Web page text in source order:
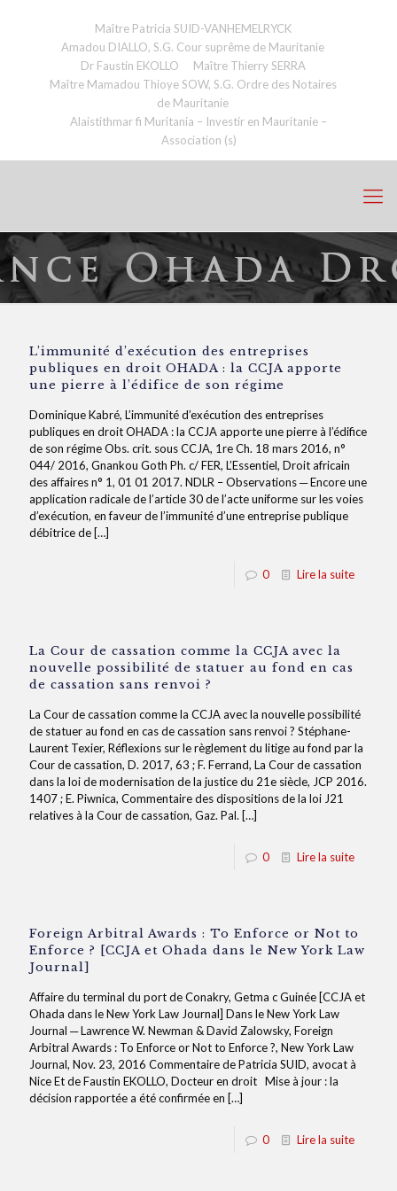
Maître Patricia SUID-VANHEMELRYCK
Amadou DIALLO, S.G. Cour suprême de Mauritanie
Dr Faustin EKOLLO
Maître Thierry SERRA
Maître Mamadou Thioye SOW, S.G. Ordre des Notaires
de Mauritanie
Alaistithmar fi Muritania – Investir en Mauritanie –
Association (s)
L’immunité d’exécution des entreprises
publiques en droit OHADA : la CCJA apporte
une pierre à l’édifice de son régime
Dominique Kabré, L’immunité d’exécution des entreprises
publiques en droit OHADA : la CCJA apporte une pierre à l’édifice
de son régime Obs. crit. sous CCJA, 1re Ch. 18 mars 2016, n°
044/ 2016, Gnankou Goth Ph. c/ FER, L’Essentiel, Droit africain
des affaires n° 1, 01 01 2017. NDLR – Observations ─ Encore une
application radicale de l’article 30 de l’acte uniforme sur les voies
d’exécution, en faveur de l’immunité d’une entreprise publique
débitrice de […]
0 Lire la suite
La Cour de cassation comme la CCJA avec la
nouvelle possibilité de statuer au fond en cas
de cassation sans renvoi ?
La Cour de cassation comme la CCJA avec la nouvelle possibilité
de statuer au fond en cas de cassation sans renvoi ? Stéphane-
Laurent Texier, Réflexions sur le règlement du litige au fond par la
Cour de cassation, D. 2017, 63 ; F. Ferrand, La Cour de cassation
dans la loi de modernisation de la justice du 21e siècle, JCP 2016.
1407 ; E. Piwnica, Commentaire des dispositions de la loi J21
relatives à la Cour de cassation, Gaz. Pal. […]
0 Lire la suite
Foreign Arbitral Awards : To Enforce or Not to
Enforce ? [CCJA et Ohada dans le New York Law
Journal]
Affaire du terminal du port de Conakry, Getma c Guinée [CCJA et
Ohada dans le New York Law Journal] Dans le New York Law
Journal ─ Lawrence W. Newman & David Zalowsky, Foreign
Arbitral Awards : To Enforce or Not to Enforce ?, New York Law
Journal, Nov. 23, 2016 Commentaire de Patricia SUID, avocat à
Nice Et de Faustin EKOLLO, Docteur en droit Mise à jour : la
décision rapportée a été confirmée en […]
0 Lire la suite